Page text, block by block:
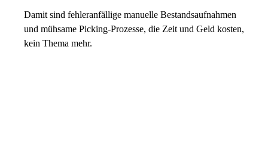
Damit sind fehleranfällige manuelle Bestandsaufnahmen
und mühsame Picking-Prozesse, die Zeit und Geld kosten,
kein Thema mehr.